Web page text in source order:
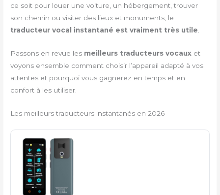
ce soit pour louer une voiture, un hébergement, trouver
son chemin ou visiter des lieux et monuments, le
traducteur vocal instantané est vraiment très utile
Passons en revue les meilleurs traducteurs vocaux et
voyons ensemble comment choisir l’appareil adapté à vos
attentes et pourquoi vous gagnerez en temps et en
confort à les utiliser.
Les meilleurs traducteurs instantanés en 2026